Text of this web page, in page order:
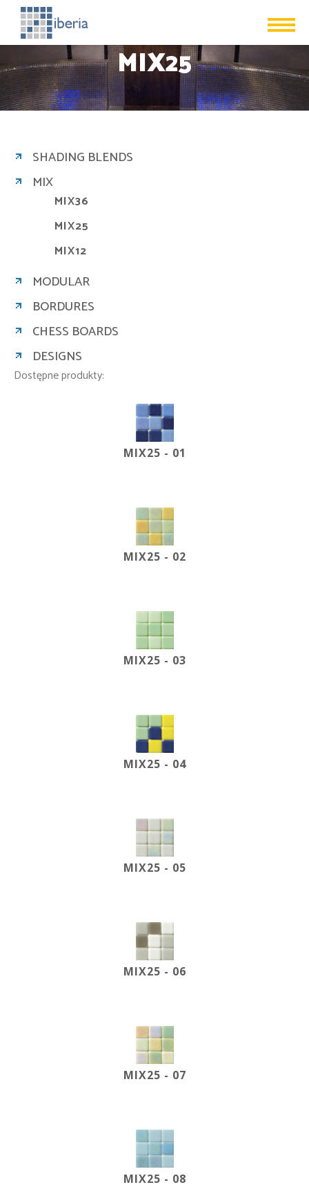
MIX25
SHADING BLENDS
MIX
MIX36
MIX25
MIX12
MODULAR
BORDURES
CHESS BOARDS
DESIGNS
Dostępne produkty:
MIX25 - 01
MIX25 - 02
MIX25 - 03
MIX25 - 04
MIX25 - 05
MIX25 - 06
MIX25 - 07
MIX25 - 08